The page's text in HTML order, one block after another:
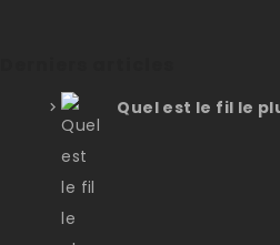
Quel est le fil le